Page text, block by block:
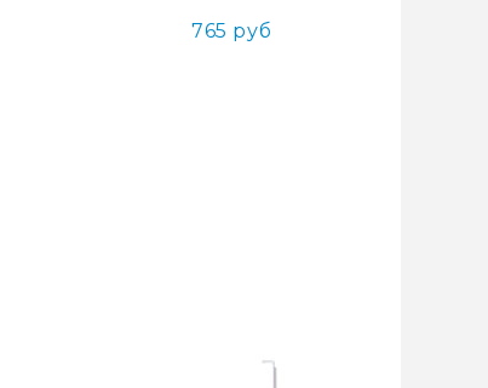
765 руб